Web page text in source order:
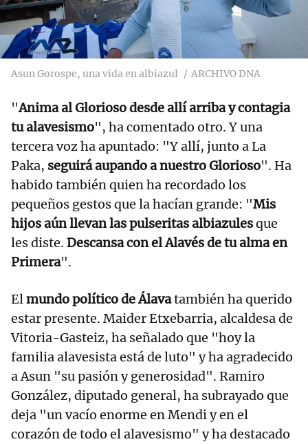
Asun Gorospe, una vida en albiazul ARCHIVO DNA
"Anima al Glorioso desde allí arriba y contagia
tu alavesismo", ha comentado otro. Y una
tercera voz ha apuntado: "Y allí, junto a La
Paka, seguirá aupando a nuestro Glorioso". Ha
habido también quien ha recordado los
pequeños gestos que la hacían grande: "Mis
hijos aún llevan las pulseritas albiazulesque
les diste. Descansa con el Alavés de tu alma en
Primera".
Elmundo político de Álavatambién ha querido
estar presente. Maider Etxebarria, alcaldesa de
Vitoria-Gasteiz, ha señalado que "hoy la
familia alavesista está de luto" y ha agradecido
a Asun "su pasión y generosidad". Ramiro
González, diputado general, ha subrayado que
deja "un vacío enorme en Mendi y en el
corazón de todo el alavesismo" y ha destacado